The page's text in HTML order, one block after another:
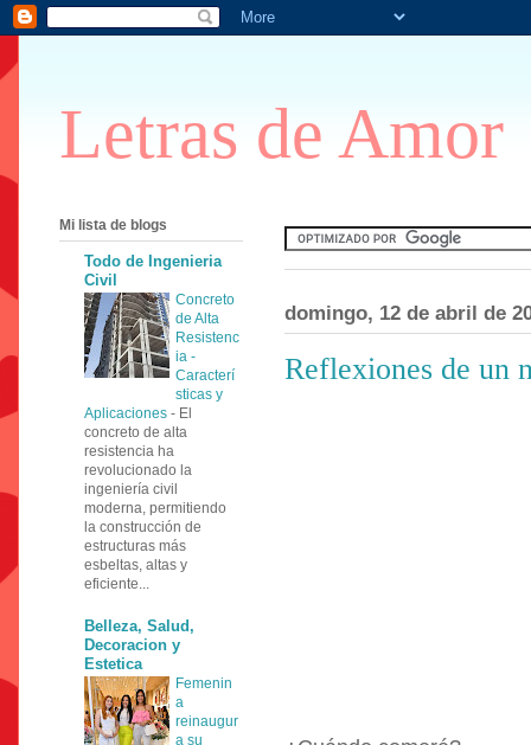
Letras de Amor
domingo, 12 de abril de
Reflexiones de un
Mi lista de blogs
Todo de Ingenieria
Civil
Concreto
de Alta
Resistenc
ia -
Caracterí
sticas y
Aplicaciones - El
concreto de alta
resistencia ha
revolucionado la
ingeniería civil
moderna, permitiendo
la construcción de
estructuras más
esbeltas, altas y
eficiente...
Belleza, Salud,
Decoracion y
Estetica
Femenin
a
reinaugur
a su